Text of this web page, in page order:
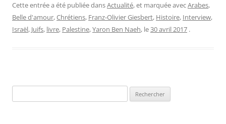
Cette entrée a été publiée dansActualité, et marquée avecArabes,
Belle d'amour,Chrétiens, Franz-Olivier Giesbert, Histoire, Interview,
Israël, Juifs, livre, Palestine,Yaron Ben Naeh, le30 avril 2017 .